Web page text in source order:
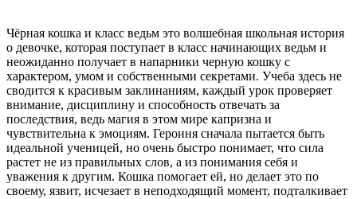
Чёрная кошка и класс ведьм это волшебная школьная история
о девочке, которая поступает в класс начинающих ведьм и
неожиданно получает в напарники черную кошку с
характером, умом и собственными секретами. Учеба здесь не
сводится к красивым заклинаниям, каждый урок проверяет
внимание, дисциплину и способность отвечать за
последствия, ведь магия в этом мире капризна и
чувствительна к эмоциям. Героиня сначала пытается быть
идеальной ученицей, но очень быстро понимает, что сила
растет не из правильных слов, а из понимания себя и
уважения к другим. Кошка помогает ей, но делает это по
своему, язвит, исчезает в неподходящий момент, подталкивает